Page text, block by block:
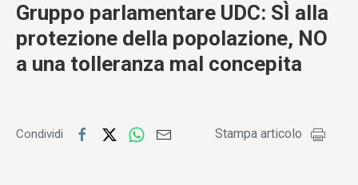
Gruppo parlamentare UDC: SÌ alla
protezione della popolazione, NO
a una tolleranza mal concepita
Condividi Stampa articolo